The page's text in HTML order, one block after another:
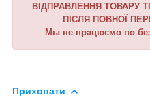
ВІДПРАВЛЕННЯ ТОВАРУ
ПІСЛЯ ПОВНОЇ
Мы не працюємо по
Приховати